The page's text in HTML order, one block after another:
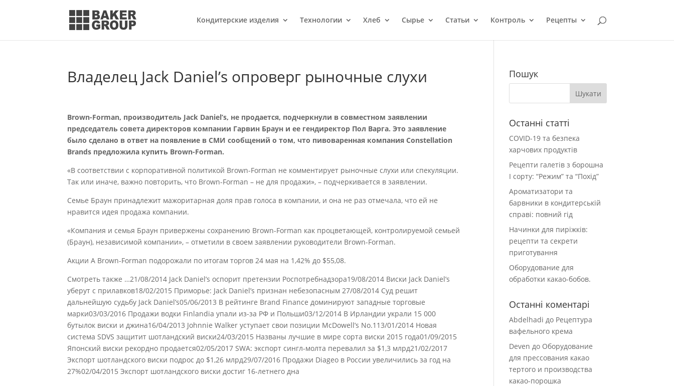
Кондитерcкие изделия Технологии Хлеб Сырье Статьи Контроль Рецепты
Владелец Jack Daniel’s опроверг рыночные слухи
Brown-Forman, производитель Jack Daniel’s, не продается, подчеркнули в совместном заявлении
председатель совета директоров компании Гарвин Браун и ее гендиректор Пол Варга. Это заявление
было сделано в ответ на появление в СМИ сообщений о том, что пивоваренная компания Constellation
Brands предложила купить Brown-Forman.
«В соответствии с корпоративной политикой Brown-Forman не комментирует рыночные слухи или спекуляции.
Так или иначе, важно повторить, что Brown-Forman – не для продажи», – подчеркивается в заявлении.
Семье Браун принадлежит мажоритарная доля прав голоса в компании, и она не раз отмечала, что ей не
нравится идея продажа компании.
«Компания и семья Браун привержены сохранению Brown-Forman как процветающей, контролируемой семьей
(Браун), независимой компании», – отметили в своем заявлении руководители Brown-Forman.
Акции А Brown-Forman подорожали по итогам торгов 24 мая на 1,42% до $55,08.
Смотреть также …21/08/2014 Jack Daniel’s оспорит претензии Роспотребнадзора19/08/2014 Виски Jack Daniel’s
уберут с прилавков18/02/2015 Приморье: Jack Daniel’s признан небезопасным 27/08/2014 Суд решит
дальнейшую судьбу Jack Daniel’s05/06/2013 В рейтинге Brand Finance доминируют западные торговые
марки03/03/2016 Продажи водки Finlandia упали из-за РФ и Польши03/12/2014 В Ирландии украли 15 000
бутылок виски и джина16/04/2013 Johnnie Walker уступает свои позиции McDowell’s No.113/01/2014 Новая
система SDVS защитит шотландский виски24/03/2015 Названы лучшие в мире сорта виски 2015 года01/09/2015
Японский виски рекордно продается02/05/2017 SWA: экспорт сингл-молта перевалил за $1,3 млрд21/02/2017
Экспорт шотландского виски подрос до $1,26 млрд29/07/2016 Продажи Diageo в России увеличились за год на
27%02/04/2015 Экспорт шотландского виски достиг 16-летнего дна
Пошук
Останні статті
COVID-19 та безпека
харчових продуктів
Рецепти галетів з борошна
І сорту: “Режим” та “Похід”
Ароматизатори та
барвники в кондитерській
справі: повний гід
Начинки для пиріжків:
рецепти та секрети
приготування
Оборудование для
обработки какао-бобов.
Останні коментарі
Abdelhadi до Рецептура
вафельного крема
Deven до Оборудование
для прессования какао
тертого и производства
какао-порошка